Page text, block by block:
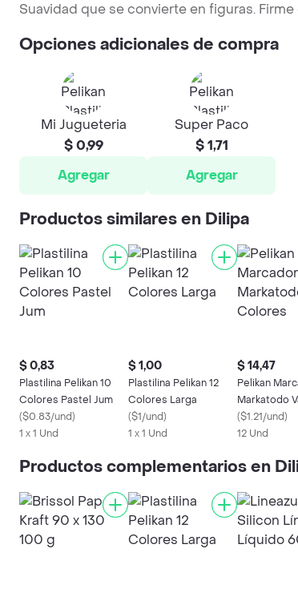
Suavidad que se convierte en figuras.
Opciones adicionales de compra
Mi Jugueteria
$ 0,99
Agregar
Super Paco
$ 1,71
Agregar
Productos similares en Dilipa
$ 0,83
Plastilina Pelikan 10
Colores Pastel Jum
($0.83/und)
1 x 1 Und
$ 1,00
Plastilina Pelikan 12
Colores Larga
($1/und)
1 x 1 Und
$ 14,47
Pelikan
Markatodo
Colores
($1.21/und)
12 Und
Productos complementarios en